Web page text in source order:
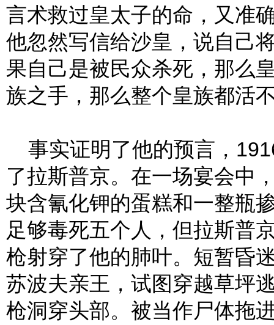
言术救过皇太子的命，又准
他忽然写信给沙皇，说自己
果自己是被民众杀死，那么
族之手，那么整个皇族都活
事实证明了他的预言，
了拉斯普京。在一场宴会中
块含氰化钾的蛋糕和一整瓶
足够毒死五个人，但拉斯普
枪射穿了他的肺叶。短暂昏
苏波夫亲王，试图穿越草坪
枪洞穿头部。被当作尸体拖